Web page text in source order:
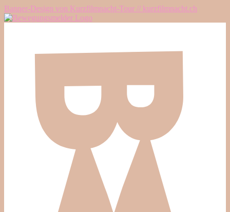
Banner-Design von Kurzfilmnacht-Tour // kurzfilmnacht.ch